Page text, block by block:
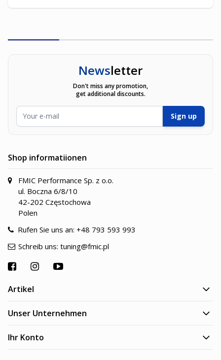
Newsletter
Don't miss any promotion,
get additional discounts.
Sign up
Shop informatiionen
FMIC Performance Sp. z o.o.
ul. Boczna 6/8/10
42-202 Częstochowa
Polen
Rufen Sie uns an: +48 793 593 993
Schreib uns: tuning@fmic.pl
Artikel
Unser Unternehmen
Ihr Konto